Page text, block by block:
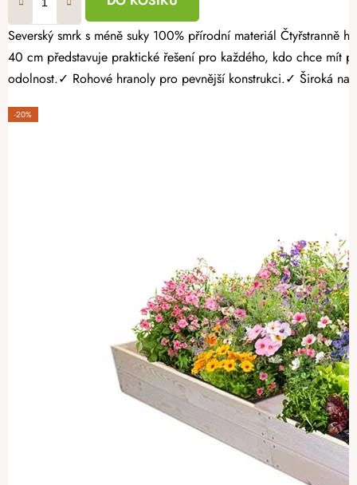
Severský smrk s méně suky 100% přírodní materiál Čtyřstranně hoblovaný masiv Vypěstujte si čerstvou zeleninu, voňavé bylinky nebo sladké jahody přímo na své zahradě. Dřevěný vyvýšený záhon 120 × 80 ×
40 cm představuje praktické řešení pro každého, kdo chce mít
odolnost.✓ Rohové hranoly pro pevnější konstrukci.✓ Široká
-20%